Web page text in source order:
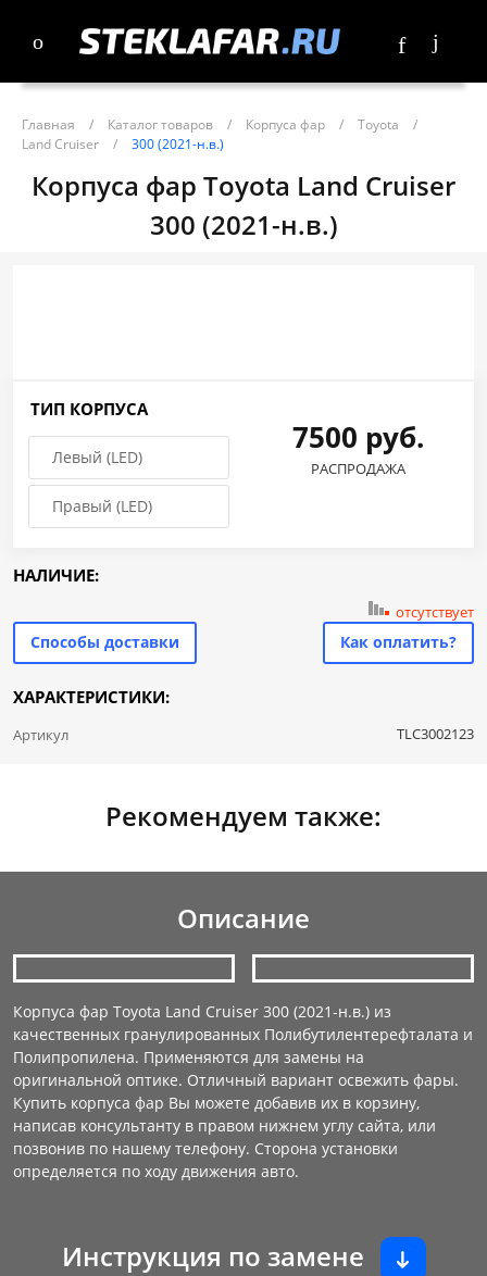
Главная / Каталог товаров / Корпуса фар / Toyota
/
Land Cruiser
/ 300 (2021-н.в.)
Корпуса фар Toyota Land Cruiser
300 (2021-н.в.)
ТИП КОРПУСА
Левый (LED)
Правый (LED)
7500 руб.
РАСПРОДАЖА
НАЛИЧИЕ:
отсутствует
Способы доставки Как оплатить?
ХАРАКТЕРИСТИКИ:
Артикул TLC3002123
Рекомендуем также:
Описание
Корпуса фар Toyota Land Cruiser 300 (2021-н.в.) из
качественных гранулированных Полибутилентерефталата и
Полипропилена. Применяются для замены на
оригинальной оптике. Отличный вариант освежить фары.
Купить корпуса фар Вы можете добавив их в корзину,
написав консультанту в правом нижнем углу сайта, или
позвонив по нашему телефону. Сторона установки
определяется по ходу движения авто.
Инструкция по замене